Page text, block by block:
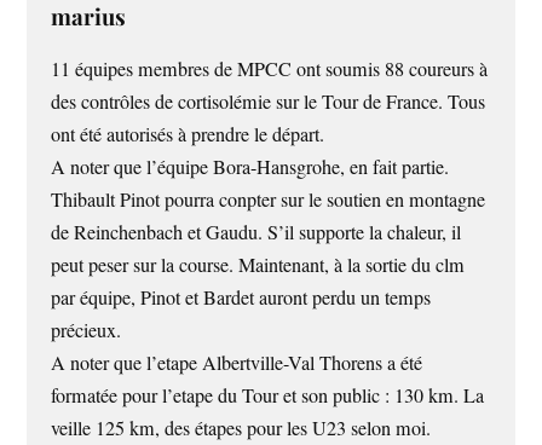
marius
11 équipes membres de MPCC ont soumis 88 coureurs à
des contrôles de cortisolémie sur le Tour de France. Tous
ont été autorisés à prendre le départ.
A noter que l’équipe Bora-Hansgrohe, en fait partie.
Thibault Pinot pourra conpter sur le soutien en montagne
de Reinchenbach et Gaudu. S’il supporte la chaleur, il
peut peser sur la course. Maintenant, à la sortie du clm
par équipe, Pinot et Bardet auront perdu un temps
précieux.
A noter que l’etape Albertville-Val Thorens a été
formatée pour l’etape du Tour et son public : 130 km. La
veille 125 km, des étapes pour les U23 selon moi.